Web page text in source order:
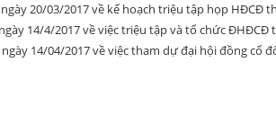
20/03/2017 về kế hoạch triệu tập họp HĐCĐ
14/4/2017 về việc triệu tập và tổ chức ĐHĐCĐ
14/04/2017 về việc tham dự đại hội đồng cổ